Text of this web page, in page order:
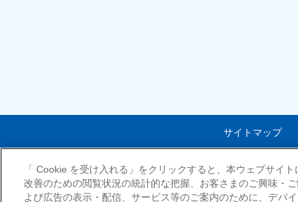
サイトマップ
「 Cookie を受け入れる」をクリックすると、本ウェブサイ
改善のための閲覧状況の統計的な把握、お客さまのご興味・
よび広告の表示・配信、サービス等のご案内のために、デバ